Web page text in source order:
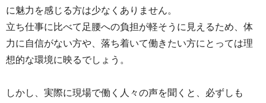
に魅力を感じる方は少なくありません。
立ち仕事に比べて足腰への負担が軽そうに見えるため、体
力に自信がない方や、落ち着いて働きたい方にとっては理
想的な環境に映るでしょう。
しかし、実際に現場で働く人々の声を聞くと、必ずしも